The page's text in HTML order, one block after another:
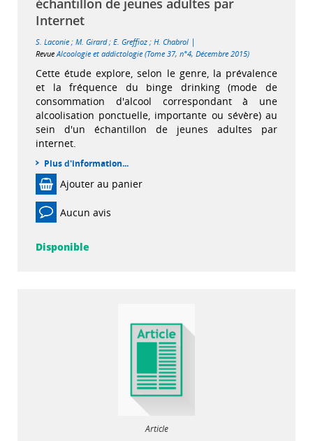
échantillon de jeunes adultes par
Internet
S. Laconie ; M. Girard; E. Greffioz ; H. Chabrol |
Revue Alcoologie et addictologie (Tome 37, n°4, Décembre 2015)
Cette étude explore, selon le genre, la prévalence
et la fréquence du binge drinking (mode de
consommation d'alcool correspondant à une
alcoolisation ponctuelle, importante ou sévère) au
sein d'un échantillon de jeunes adultes par
internet.
Plus d'information...
Ajouter au panier
Aucun avis
Disponible
Article